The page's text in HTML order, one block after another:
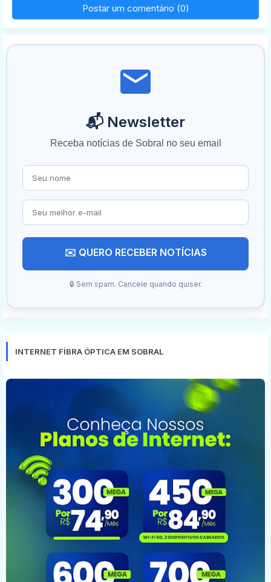
Postar um comentário (0)
📬 Newsletter
Receba notícias de Sobral no seu email
✉️ QUERO RECEBER NOTÍCIAS
🔒 Sem spam. Cancele quando quiser.
INTERNET FÍBRA ÓPTICA EM SOBRAL